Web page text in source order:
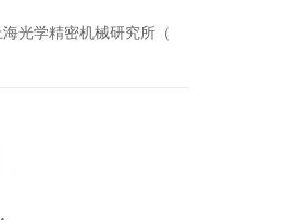
光学精密机械研究所（